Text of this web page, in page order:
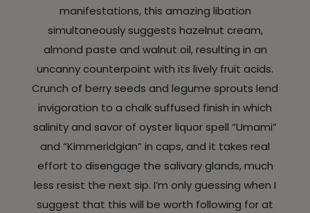
manifestations, this amazing libation
simultaneously suggests hazelnut cream,
almond paste and walnut oil, resulting in an
uncanny counterpoint with its lively fruit acids.
Crunch of berry seeds and legume sprouts lend
invigoration to a chalk suffused finish in which
salinity and savor of oyster liquor spell “Umami”
and “Kimmeridgian” in caps, and it takes real
effort to disengage the salivary glands, much
less resist the next sip. I’m only guessing when I
suggest that this will be worth following for at